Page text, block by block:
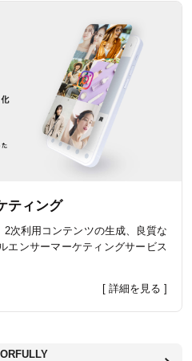
ティング
次利用コンテンツの生成、良質な
エンサーマーケティングサービス
[ 詳細を見る ]